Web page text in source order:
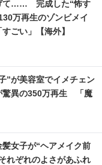
て…… 完成した“怖す
万再生のゾンビメイ
ごい」【海外】
”が美容室でイメチェン
驚異の350万再生 「魔
女子が“ヘアメイク前
ぞれのよさがあふれ